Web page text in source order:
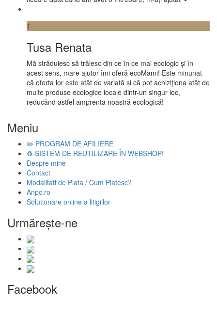
T
Tusa Renata
Mă străduiesc să trăiesc din ce în ce mai ecologic și în
acest sens, mare ajutor îmi oferă ecoMami! Este minunat
că oferta lor este atât de variată și că pot achiziționa atât de
multe produse ecologice locale dintr-un singur loc,
reducând astfel amprenta noastră ecologică!
Meniu
✏️ PROGRAM DE AFILIERE
♻️ SISTEM DE REUTILIZARE ÎN WEBSHOP!
Despre mine
Contact
Modalitati de Plata / Cum Platesc?
Anpc.ro
Solutionare online a litigiilor
Urmăreşte-ne
Facebook